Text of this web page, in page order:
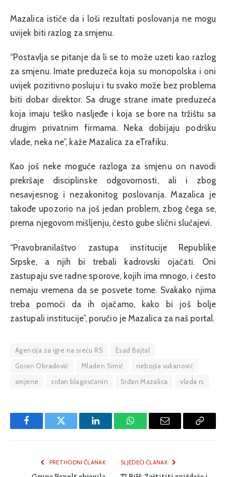
Mazalica ističe da i loši rezultati poslovanja ne mogu
uvijek biti razlog za smjenu.
“Postavlja se pitanje da li se to može uzeti kao razlog
za smjenu. Imate preduzeća koja su monopolska i oni
uvijek pozitivno posluju i tu svako može bez problema
biti dobar direktor. Sa druge strane imate preduzeća
koja imaju teško nasljeđe i koja se bore na tržištu sa
drugim privatnim firmama. Neka dobijaju podršku
vlade, neka ne”, kaže Mazalica za eTrafiku.
Kao još neke moguće razloga za smjenu on navodi
prekršaje disciplinske odgovornosti, ali i zbog
nesavjesnog i nezakonitog poslovanja. Mazalica je
takođe upozorio na još jedan problem, zbog čega se,
prema njegovom mišljenju, često gube slični slučajevi.
“Pravobranilaštvo zastupa institucije Republike
Srpske, a njih bi trebali kadrovski ojačati. Oni
zastupaju sve radne sporove, kojih ima mnogo, i često
nemaju vremena da se posvete tome. Svakako njima
treba pomoći da ih ojačamo, kako bi još bolje
zastupali institucije”, poručio je Mazalica za naš portal.
Agencija za igre na sreću RS
Esad Bajtal
Goran Obradović
Mladen Simić
nebojša vukanović
smjene
srđan blagovčanin Srđan Mazalica vlada rs
FacebookTwitter LinkedInWhatsAppEmail
Copy
PRETHODNI ČLANAK SLJEDEĆI ČLANAK